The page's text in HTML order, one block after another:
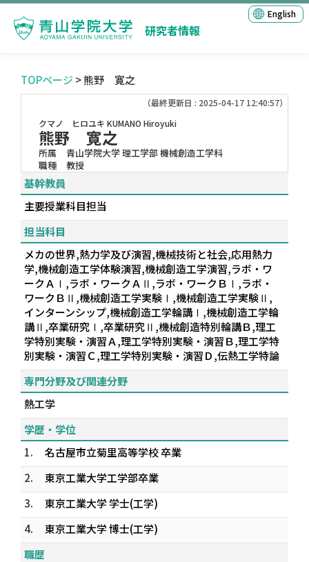
研究者情報
English
TOPページ > 熊野 寛之
（最終更新日 : 2025-04-17 12:40:57）
クマノ ヒロユキ KUMANO Hiroyuki
熊野 寛之
所属
青山学院大学 理工学部 機械創造工学科
職種
教授
基幹教員
主要授業科目担当
担当科目
メカの世界,熱力学及び演習,機械技術と社会,応用熱力
学,機械創造工学体験演習,機械創造工学演習,ラボ・ワ
ークＡⅠ,ラボ・ワークＡⅡ,ラボ・ワークＢⅠ,ラボ・
ワークＢⅡ,機械創造工学実験Ⅰ,機械創造工学実験Ⅱ,
インターンシップ,機械創造工学輪講Ⅰ,機械創造工学輪
講Ⅱ,卒業研究Ⅰ,卒業研究Ⅱ,機械創造特別輪講Ｂ,理工
学特別実験・演習Ａ,理工学特別実験・演習Ｂ,理工学特
別実験・演習Ｃ,理工学特別実験・演習Ｄ,伝熱工学特論
専門分野及び関連分野
熱工学
学歴・学位
1.
名古屋市立菊里高等学校 卒業
2.
東京工業大学工学部卒業
3.
東京工業大学 学士(工学)
4.
東京工業大学 博士(工学)
職歴